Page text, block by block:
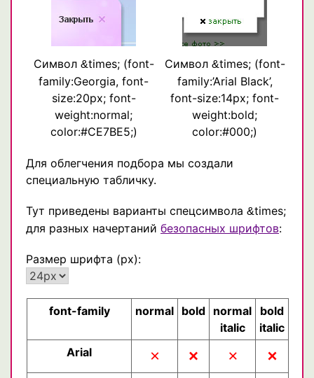
Символ &times; (font-
family:Georgia, font-
size:20px; font-
weight:normal;
color:#CE7BE5;)
Символ &times; (font-
family:’Arial Black’,
font-size:14px; font-
weight:bold;
color:#000;)
Для облегчения подбора мы создали
специальную табличку.
Тут приведены варианты спецсимвола &times;
для разных начертаний безопасных шрифтов:
Размер шрифта (px):
font-family normal bold normal
italic
bold
italic
Arial
× × × ×